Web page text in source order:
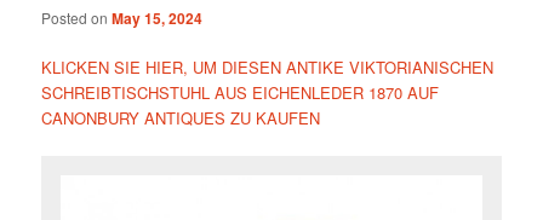
Posted onMay 15, 2024
KLICKEN SIE HIER, UM DIESEN ANTIKE VIKTORIANISCHEN
SCHREIBTISCHSTUHL AUS EICHENLEDER 1870 AUF
CANONBURY ANTIQUES ZU KAUFEN